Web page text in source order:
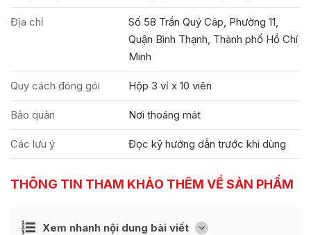
Địa chỉ
Số 58 Trần Quý Cáp, Phường 11,
Quận Bình Thạnh, Thành phố Hồ Chí
Minh
Quy cách đóng gói Hộp 3 vỉ x 10 viên
Bảo quản Nơi thoáng mát
Các lưu ý Đọc kỹ hướng dẫn trước khi dùng
THÔNG TIN THAM KHẢO THÊM VỀ SẢN PHẨM
Xem nhanh nội dung bài viết [
Ẩn